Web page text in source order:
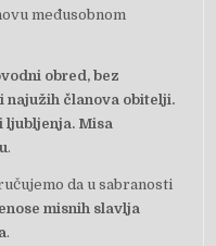
međusobnom
obred, bez
najužih članova obitelji.
ljubljenja. Misa
.
da u sabranosti
misnih slavlja
.